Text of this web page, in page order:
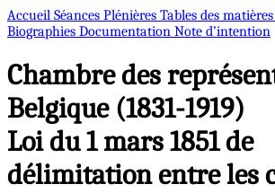
Accueil Séances Plénières Tables des matières
Biographies Documentation Note d’intention
Chambre des
Belgique (1831-1919)
Loi du 1 mars 1851 de
délimitation entre les